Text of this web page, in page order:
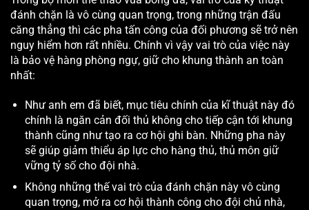
đánh chặn là vô cùng quan trọng, trong những trận đấu
căng thẳng thì các pha tấn công của đối phương sẽ trở nên
nguy hiểm hơn rất nhiều. Chính vì vậy vai trò của việc này
là bảo vệ hàng phòng ngự, giữ cho khung thành an toàn
nhất:
Như anh em đã biết, mục tiêu chính của kĩ thuật này đó
chính là ngăn cản đối thủ không cho tiếp cận tới khung
thành cũng như tạo ra cơ hội ghi bàn. Những pha này
sẽ giúp giảm thiểu áp lực cho hàng thủ, thủ môn giữ
vững tỷ số cho đội nhà.
Không những thế vai trò của đánh chặn này vô cùng
quan trọng, mở ra cơ hội thành công cho đội chủ nhà,